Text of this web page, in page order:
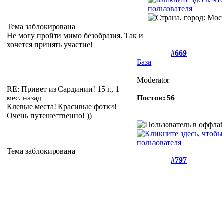
Тема заблокирована
Не могу пройти мимо безобразия. Так и
хочется принять участие!
#669
RE: Привет из Сардинии! 15 г., 1
мес. назад
Клевые места! Красивые фотки!
Очень путешественно!))
База
Moderator
Постов: 56
Тема заблокирована
#797